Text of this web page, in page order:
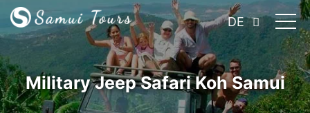
DE
Military Jeep Safari Koh Samui